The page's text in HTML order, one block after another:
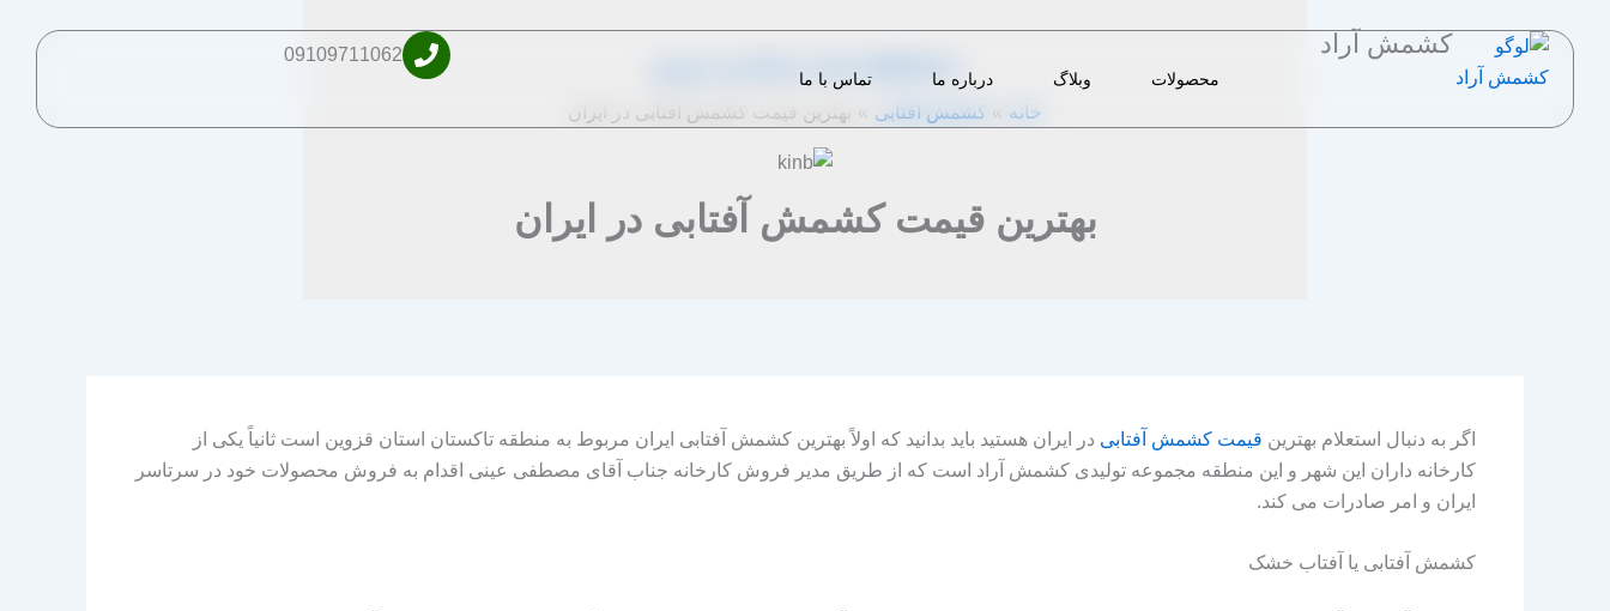
کشمش آراد
محصولات وبلاگ درباره ما تماس با ما
09109711062
m.eini 1403-04-13
|
خانه کشمش آفتابی بهترین قیمت کشمش آفتابی در ایران
بهترین قیمت کشمش آفتابی در ایران
اگر به دنبال استعلام بهترین قیمت کشمش آفتابی در ایران هستید باید بدانید که اولاً بهترین کشمش آفتابی ایران مربوط به منطقه تاکستان استان قزوین است ثانیاً یکی از
کارخانه داران این شهر و این منطقه مجموعه تولیدی کشمش آراد است که از طریق مدیر فروش کارخانه جناب آقای مصطفی عینی اقدام به فروش محصولات خود در سرتاسر
ایران و امر صادرات می‌ کند.
کشمش آفتابی یا آفتاب خشک